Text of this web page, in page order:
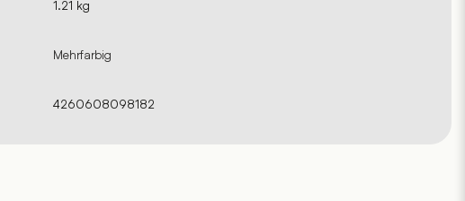
1.21 kg
Mehrfarbig
4260608098182